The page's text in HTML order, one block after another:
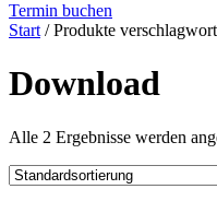
Termin buchen
Start / Produkte
Download
Alle 2 Ergebnisse werden